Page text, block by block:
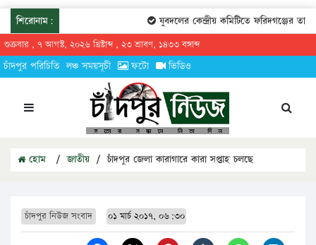
শিরোনাম: যুবদলের কেন্দ্রীয় কমিটিতে ফরিদগঞ্জের
শুক্রবার , ৭ আগস্ট, ২০২৬ খ্রিষ্টাব্দ , ২৩ শ্রাবণ, ১৪৩৩ বঙ্গাব্দ
চাঁদপুর পরিচিতি লঞ্চ সময়সূচী ফটো ভিডিও
হোম / জাতীয় / চাঁদপুর জেলা কারাগারে কারা সপ্তাহ চলছে
চাঁদপুর নিউজ সংবাদ ০১ মার্চ ২০১৭, ০৬:৩০